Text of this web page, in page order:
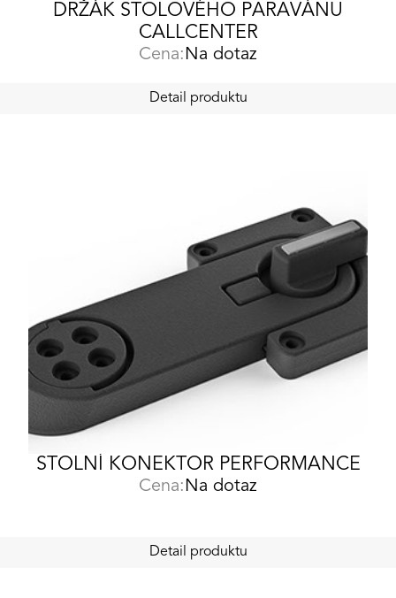
DRŽÁK STOLOVÉHO PARAVÁNU
CALLCENTER
Cena: Na dotaz
Detail produktu
STOLNÍ KONEKTOR PERFORMANCE
Cena: Na dotaz
Detail produktu